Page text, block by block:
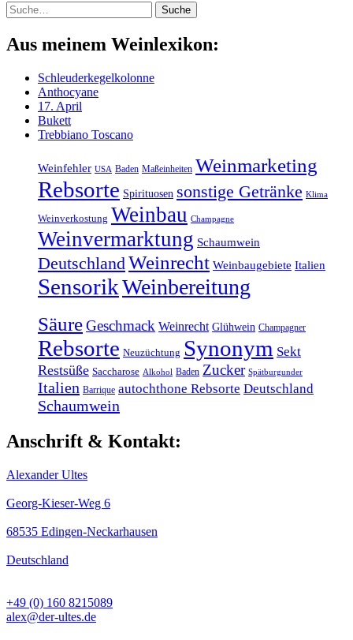
Suche Suche
Aus meinem Weinlexikon:
Schleuderkegelkolonne
Anthocyane
17. April
Bukett
Trebbiano Toscano
Weinfehler USA Baden Maßeinheiten Weinmarketing
Rebsorte Spirituosen sonstige Getränke Klima
Weinverkostung Weinbau Champagne
Weinvermarktung Schaumwein
DeutschlandWeinrecht Weinbaugebiete Italien
SensorikWeinbereitung
SäureGeschmack Weinrecht Glühwein Champagner
Rebsorte Neuzüchtung Synonym Sekt
Restsüße Saccharose Alkohol Baden Zucker Spätburgunder
Italien Barrique autochthone Rebsorte Deutschland
Schaumwein
Anschrift & Kontakt:
Alexander Ultes
Georg-Kieser-Weg 6
68535 Edingen-Neckarhausen
Deutschland
+49 (0) 160 8215089
alex@der-ultes.de